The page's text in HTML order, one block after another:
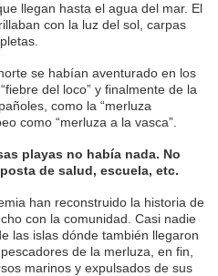
llegan hasta el agua del mar. El
con la luz del sol, carpas
se habían aventurado en los
del loco” y finalmente de la
como la “merluza
como “merluza a la vasca”.
playas no había nada. No
de salud, escuela, etc.
han reconstruido la historia de
con la comunidad. Casi nadie
las islas dónde también llegaron
de la merluza, en fin,
marinos y expulsados de sus